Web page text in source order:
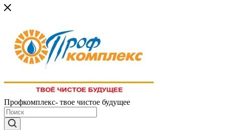
Профкомплекс- твое чистое будущее